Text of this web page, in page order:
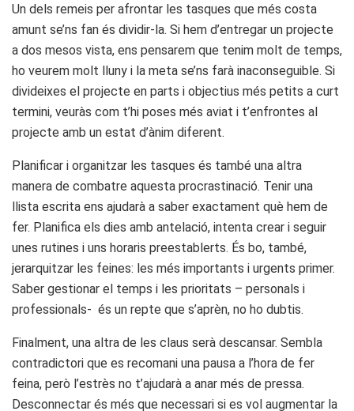
Un dels remeis per afrontar les tasques que més costa
amunt se’ns fan és dividir-la. Si hem d’entregar un projecte
a dos mesos vista, ens pensarem que tenim molt de temps,
ho veurem molt lluny i la meta se’ns farà inaconseguible. Si
divideixes el projecte en parts i objectius més petits a curt
termini, veuràs com t’hi poses més aviat i t’enfrontes al
projecte amb un estat d’ànim diferent.
Planificar i organitzar les tasques és també una altra
manera de combatre aquesta procrastinació. Tenir una
llista escrita ens ajudarà a saber exactament què hem de
fer. Planifica els dies amb antelació, intenta crear i seguir
unes rutines i uns horaris preestablerts. És bo, també,
jerarquitzar les feines: les més importants i urgents primer.
Saber gestionar el temps i les prioritats – personals i
professionals- és un repte que s’aprèn, no ho dubtis.
Finalment, una altra de les claus serà descansar. Sembla
contradictori que es recomani una pausa a l’hora de fer
feina, però l’estrès no t’ajudarà a anar més de pressa.
Desconnectar és més que necessari si es vol augmentar la